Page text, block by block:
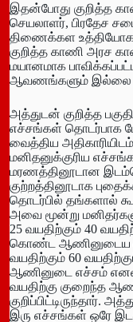
இதன்போது குறித்த
செயலாளர், பிரதேச
திணைக்கள
குறித்த காணி அரச
மயானமாக
ஆவணங்களும் இல்லை
அத்துடன் குறித்த
எச்சங்கள் தொடர்பாக
வைத்திய
மனிதனுக்குரிய
மரணத்தினூடான
குற்றத்தினூடாக
தொடர்பில் தங்களால்
அவை மூன்று
25 வயதிற்கும் 40
கொண்ட ஆணினுடைய
வயதிற்கும் 60
ஆணினுடை எச்சம்
வயதிற்கு குறைந்த
குறிப்பிட்டிருந்தார்.
இரு எச்சங்கள் ஒரே